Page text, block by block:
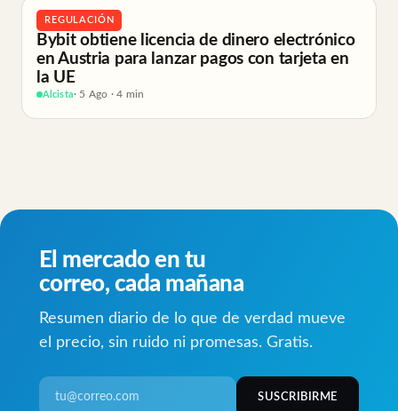
REGULACIÓN
Bybit obtiene licencia de dinero electrónico
en Austria para lanzar pagos con tarjeta en
la UE
Alcista· 5 Ago · 4 min
El mercado en tu
correo, cada mañana
Resumen diario de lo que de verdad mueve
el precio, sin ruido ni promesas. Gratis.
SUSCRIBIRME